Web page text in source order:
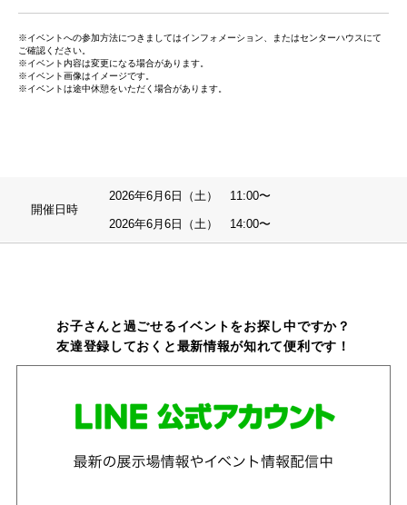
※イベントへの参加方法につきましてはインフォメーション、またはセンターハウスにて
ご確認ください。
※イベント内容は変更になる場合があります。
※イベント画像はイメージです。
※イベントは途中休憩をいただく場合があります。
開催日時
2026年6月6日（土） 11:00〜
2026年6月6日（土） 14:00〜
お子さんと過ごせるイベントをお探し中ですか？
友達登録しておくと最新情報が知れて便利です！